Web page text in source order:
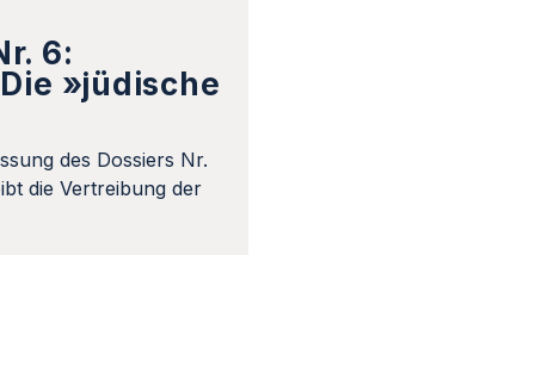
6:
»jüdische
des Dossiers Nr.
die Vertreibung der